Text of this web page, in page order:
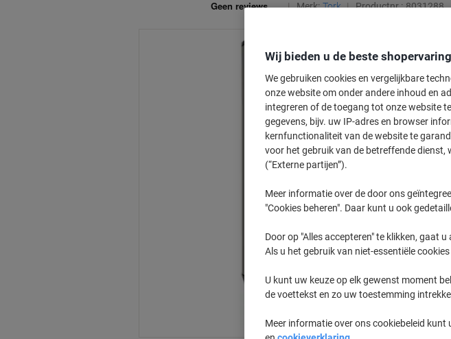
Merk: Tork Productnr.: 8031288
Wij bieden u de beste shopervaring
We gebruiken cookies en vergelijkbare
onze website om onder andere inhoud en
integreren of de toegang tot onze website
gegevens, bijv. uw IP-adres en browser
kernfunctionaliteit van de website te
voor het gebruik van de betreffende
(“Externe partijen”).
Meer informatie over de door ons
"Cookies beheren". Daar kunt u ook
Door op "Alles accepteren" te klikken, gaat
Als u het gebruik van niet-essentiële
U kunt uw keuze op elk gewenst moment
de voettekst en zo uw toestemming
Meer informatie over ons cookiebeleid kunt